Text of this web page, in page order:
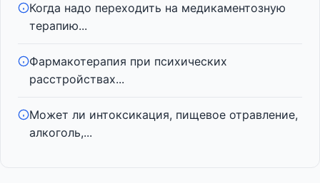
Когда надо переходить на медикаментозную
терапию...
Фармакотерапия при психических
расстройствах...
Может ли интоксикация, пищевое отравление,
алкоголь,...